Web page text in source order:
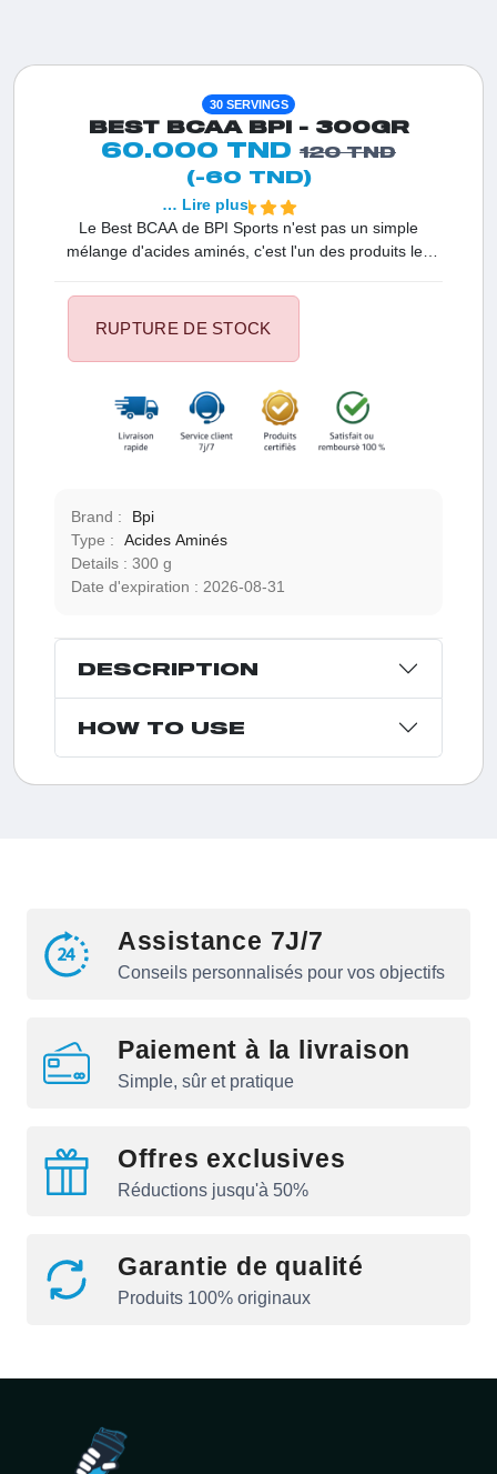
30 SERVINGS
BEST BCAA BPI - 300GR
60.000 TND 120 TND
(-60 TND)
Le Best BCAA de BPI Sports n'est pas un simple
mélange d'acides aminés, c'est l'un des produits les
Tunisie, il est le premier choix des athlètes qui veulent
transformer leur physique. Sa formule unique lie les
: une récupération foudroyante et un soutien à la perte
de gras. C'est l'outil de haute qualité indispensable
pour garantir des résultats rapides sur votre
musculature et votre vitalité.
… Lire plus
RUPTURE DE STOCK
Brand :
Bpi
Type :
Acides Aminés
Details :
300 g
Date d'expiration : 2026-08-31
DESCRIPTION
HOW TO USE
Assistance 7J/7
Conseils personnalisés pour vos objectifs
Paiement à la livraison
Simple, sûr et pratique
Offres exclusives
Réductions jusqu'à 50%
Garantie de qualité
Produits 100% originaux